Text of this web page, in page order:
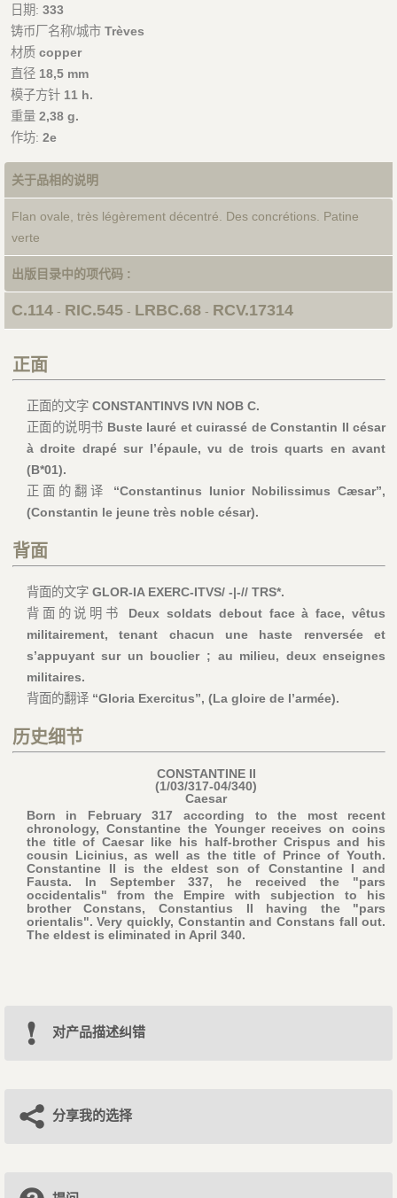
日期: 333
铸币厂名称/城市 Trèves
材质 copper
直径 18,5 mm
模子方针 11 h.
重量 2,38 g.
作坊: 2e
关于品相的说明
Flan ovale, très légèrement décentré. Des concrétions. Patine
verte
出版目录中的项代码 :
C.114- RIC.545- LRBC.68- RCV.17314
正面
正面的文字 CONSTANTINVS IVN NOB C.
正面的说明书 Buste lauré et cuirassé de Constantin II césar
à droite drapé sur l’épaule, vu de trois quarts en avant
(B*01).
正面的翻译 “Constantinus Iunior Nobilissimus Cæsar”,
(Constantin le jeune très noble césar).
背面
背面的文字 GLOR-IA EXERC-ITVS/ -|-// TRS*.
背面的说明书 Deux soldats debout face à face, vêtus
militairement, tenant chacun une haste renversée et
s’appuyant sur un bouclier ; au milieu, deux enseignes
militaires.
背面的翻译 “Gloria Exercitus”, (La gloire de l’armée).
历史细节
CONSTANTINE II
(1/03/317-04/340)
Caesar
Born in February 317 according to the most recent
chronology, Constantine the Younger receives on coins
the title of Caesar like his half-brother Crispus and his
cousin Licinius, as well as the title of Prince of Youth.
Constantine II is the eldest son of Constantine I and
Fausta. In September 337, he received the "pars
occidentalis" from the Empire with subjection to his
brother Constans, Constantius II having the "pars
orientalis". Very quickly, Constantin and Constans fall out.
The eldest is eliminated in April 340.
对产品描述纠错
分享我的选择